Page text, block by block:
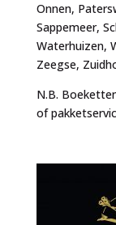
Onnen,
Sappemeer,
Waterhuizen,
Zeegse,
N.B.
of